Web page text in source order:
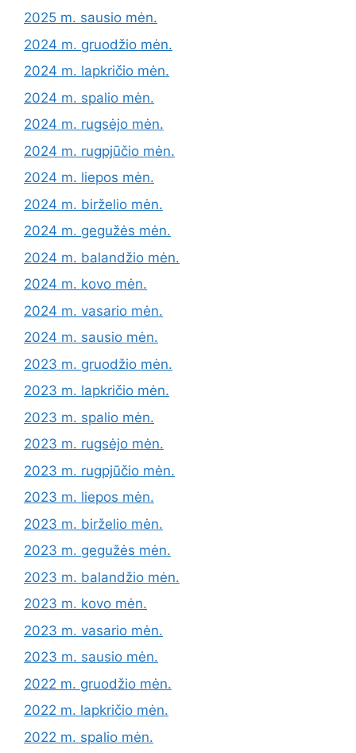
2025 m. sausio mėn.
2024 m. gruodžio mėn.
2024 m. lapkričio mėn.
2024 m. spalio mėn.
2024 m. rugsėjo mėn.
2024 m. rugpjūčio mėn.
2024 m. liepos mėn.
2024 m. birželio mėn.
2024 m. gegužės mėn.
2024 m. balandžio mėn.
2024 m. kovo mėn.
2024 m. vasario mėn.
2024 m. sausio mėn.
2023 m. gruodžio mėn.
2023 m. lapkričio mėn.
2023 m. spalio mėn.
2023 m. rugsėjo mėn.
2023 m. rugpjūčio mėn.
2023 m. liepos mėn.
2023 m. birželio mėn.
2023 m. gegužės mėn.
2023 m. balandžio mėn.
2023 m. kovo mėn.
2023 m. vasario mėn.
2023 m. sausio mėn.
2022 m. gruodžio mėn.
2022 m. lapkričio mėn.
2022 m. spalio mėn.